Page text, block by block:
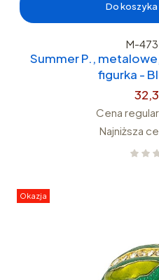
Do koszyka
M-
Summer P.,
figurka -
Cena
Najniższa
Okazja